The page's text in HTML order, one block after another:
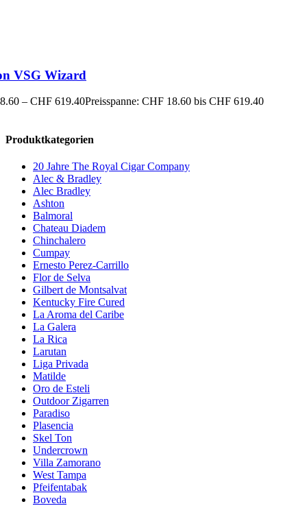
VSG Wizard
– CHF 619.40Preisspanne: CHF 18.60 bis CHF 619.40
Produktkategorien
20 Jahre The Royal Cigar Company
Alec & Bradley
Alec Bradley
Ashton
Balmoral
Chateau Diadem
Chinchalero
Cumpay
Ernesto Perez-Carrillo
Flor de Selva
Gilbert de Montsalvat
Kentucky Fire Cured
La Aroma del Caribe
La Galera
La Rica
Larutan
Liga Privada
Matilde
Oro de Esteli
Outdoor Zigarren
Paradiso
Plasencia
Skel Ton
Undercrown
Villa Zamorano
West Tampa
Pfeifentabak
Boveda